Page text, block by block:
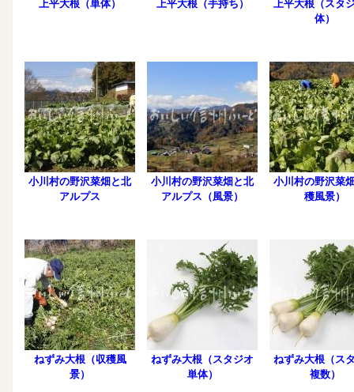
上平大根（単体） 上平大根（手持ち）
上平大根（スタ
体）
小川村の野沢菜畑と北
アルプス
小川村の野沢菜畑と北
アルプス（風景）
小川村の野沢菜
穫風景）
ねずみ大根（収穫風
景）
ねずみ大根（スタジオ
単体）
ねずみ大根（ス
複数）